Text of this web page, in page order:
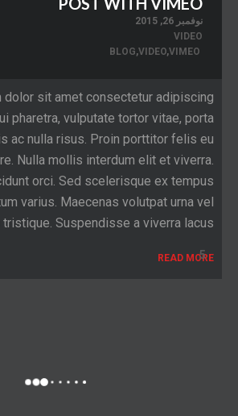
نوفمبر 26, 2015
VIDEO
BLOG,VIDEO,VIMEO
dolor sit amet consectetur adipiscing
pharetra, vulputate tortor vitae, porta
ac nulla risus. Proin porttitor felis eu
Nulla mollis interdum elit et viverra.
orci. Sed scelerisque ex tempus
varius. Maecenas volutpat urna vel
Suspendisse a viverra lacus.
READ MORE
5